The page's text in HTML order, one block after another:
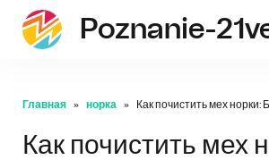
Poznanie-
Главная норка Как почистить мех
Как почистить мех